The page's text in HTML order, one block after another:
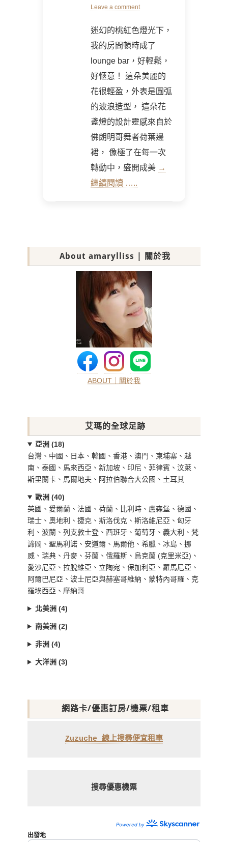
on
Leave a comment
迷幻的桃紅色燈光下，
我的房間頓時成了
lounge bar，好輕鬆，
好愜意！ 這朵美麗的
花很輕盈，外表是圓弧
的波浪造型， 這朵花
盞燈的設計靈感來自於
佛朗明哥舞者荷葉邊
裙， 像極了在每一次
轉動中，盛開成美 →
繼續閱讀 …..
About amarylliss | 關於我
ABOUT｜關於我
艾瑪的全球足跡
亞洲 (18)
台灣、中國、日本、韓國、香港、澳門、柬埔寨、越
南、泰國、馬來西亞、新加坡、印尼、菲律賓、汶萊、
斯里蘭卡、馬爾地夫、阿拉伯聯合大公國、土耳其
歐洲 (40)
英國、愛爾蘭、法國、荷蘭、比利時、盧森堡、德國、
瑞士、奧地利、捷克、斯洛伐克、斯洛維尼亞、匈牙
利、波蘭、列支敦士登、西班牙、葡萄牙、義大利、梵
諦岡、聖馬利諾、安道爾、馬爾他、希臘、冰島、挪
威、瑞典、丹麥、芬蘭、俄羅斯、烏克蘭 (克里米亞)、
愛沙尼亞、拉脫維亞、立陶宛、保加利亞、羅馬尼亞、
阿爾巴尼亞、波士尼亞與赫塞哥維納、蒙特內哥羅、克
羅埃西亞、摩納哥
北美洲 (4)
南美洲 (2)
非洲 (4)
大洋洲 (3)
網路卡/優惠訂房/機票/租車
Zuzuche 線上搜尋便宜租車
搜尋優惠機票